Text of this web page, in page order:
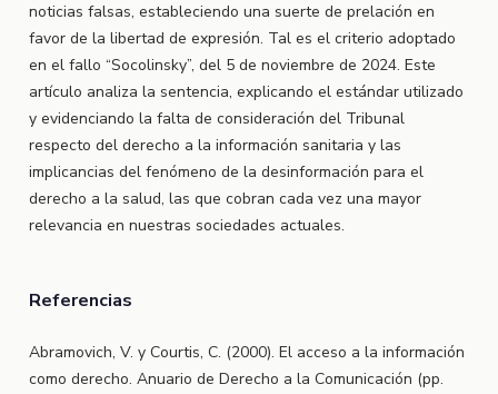
noticias falsas, estableciendo una suerte de prelación en
favor de la libertad de expresión. Tal es el criterio adoptado
en el fallo “Socolinsky”, del 5 de noviembre de 2024. Este
artículo analiza la sentencia, explicando el estándar utilizado
y evidenciando la falta de consideración del Tribunal
respecto del derecho a la información sanitaria y las
implicancias del fenómeno de la desinformación para el
derecho a la salud, las que cobran cada vez una mayor
relevancia en nuestras sociedades actuales.
Referencias
Abramovich, V. y Courtis, C. (2000). El acceso a la información
como derecho. Anuario de Derecho a la Comunicación (pp.